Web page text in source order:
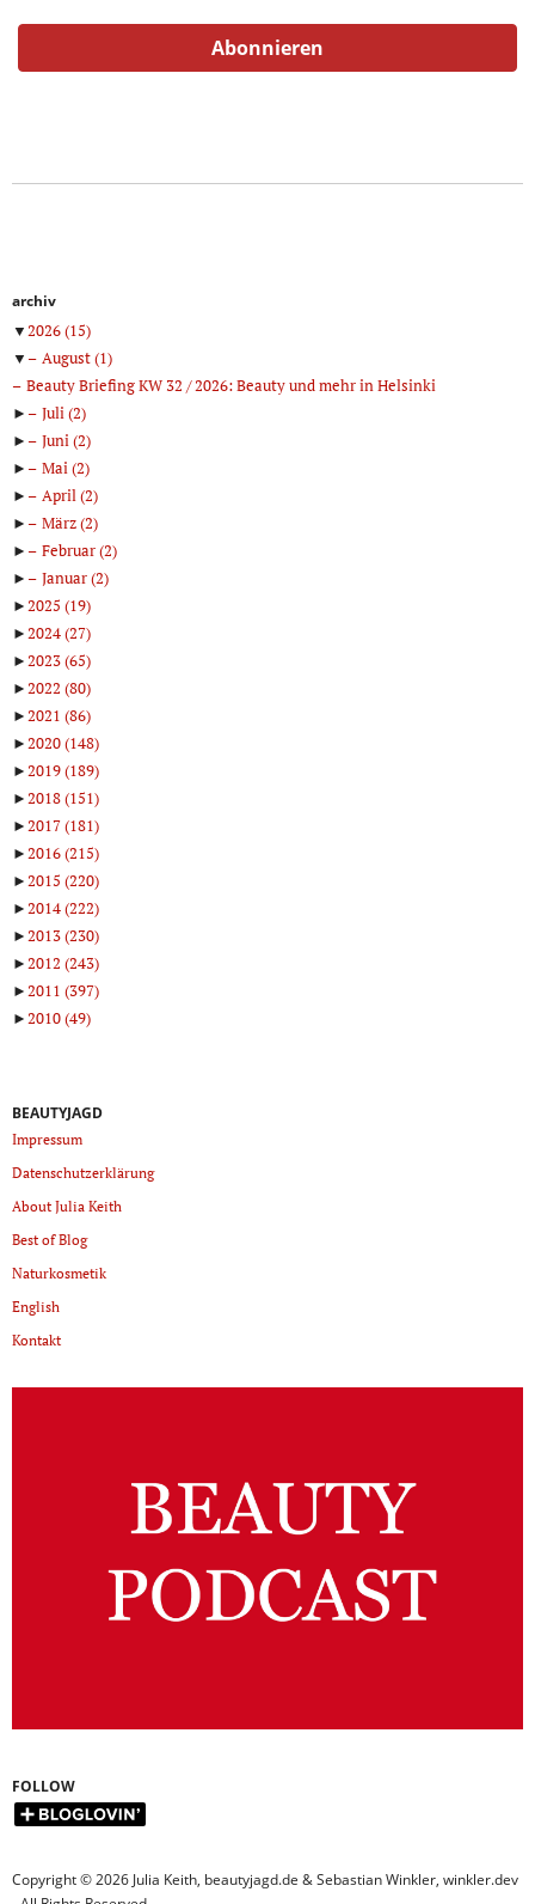
archiv
▼2026(15)
▼
August(1)
Beauty Briefing KW 32 / 2026: Beauty und mehr in Helsinki
►
Juli(2)
►
Juni(2)
►
Mai(2)
►
April(2)
►
März(2)
►
Februar(2)
►
Januar(2)
►2025 (19)
►2024(27)
►2023(65)
►2022 (80)
►2021 (86)
►2020(148)
►2019(189)
►2018(151)
►2017(181)
►2016(215)
►2015 (220)
►2014(222)
►2013(230)
►2012 (243)
►2011 (397)
►2010(49)
BEAUTYJAGD
Impressum
Datenschutzerklärung
About Julia Keith
Best of Blog
Naturkosmetik
English
Kontakt
FOLLOW
Copyright © 2026 Julia Keith, beautyjagd.de & Sebastian Winkler, winkler.dev